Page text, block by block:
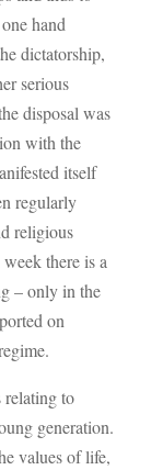
hand
dictatorship,
serious
disposal was
with the
itself
regularly
religious
there is a
– only in the
on
relating to
generation.
values of life,